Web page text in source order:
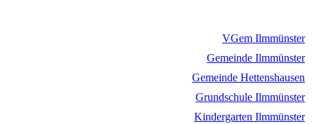
VGem Ilmmünster
Gemeinde Ilmmünster
Gemeinde Hettenshausen
Grundschule Ilmmünster
Kindergarten Ilmmünster